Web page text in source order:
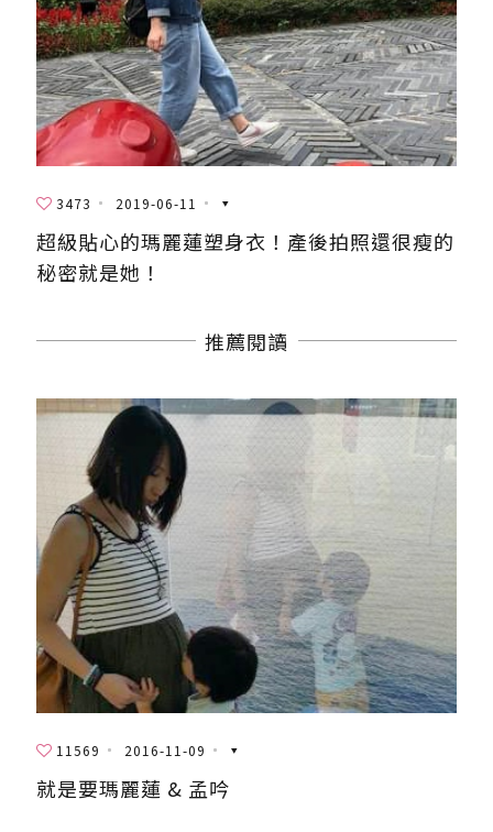
3473 2019-06-11
超級貼心的瑪麗蓮塑身衣！產後拍照還很瘦的
秘密就是她！
推薦閱讀
11569 2016-11-09
就是要瑪麗蓮 & 孟吟